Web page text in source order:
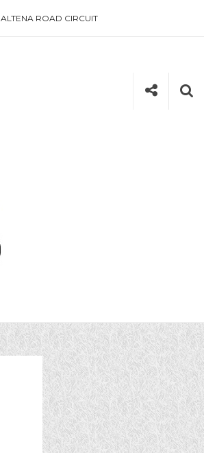
ALTENA ROAD CIRCUIT
Social